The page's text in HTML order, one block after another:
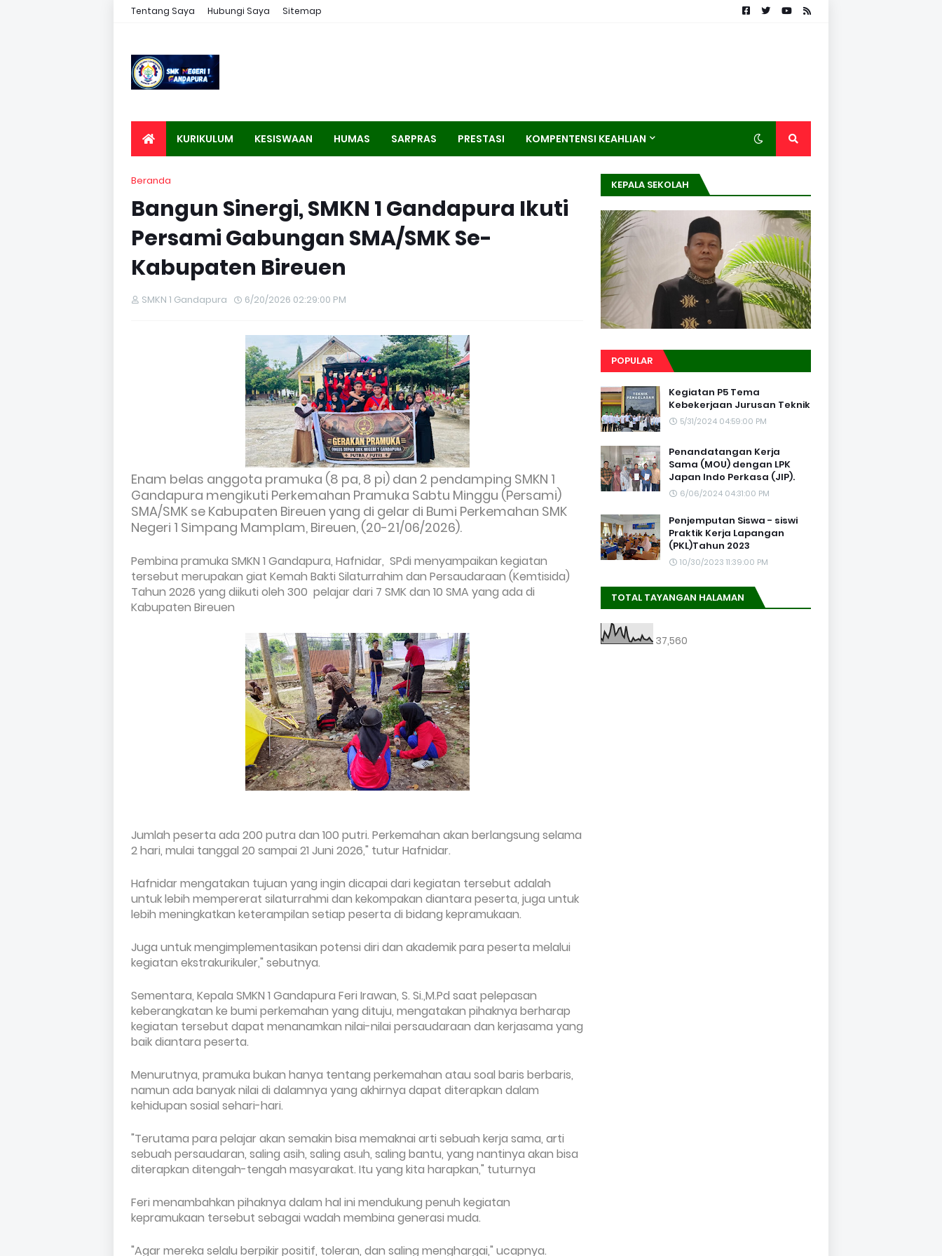
Tentang Saya Hubungi Saya Sitemap
KURIKULUM KESISWAAN HUMAS SARPRAS PRESTASI KOMPENTENSI KEAHLIAN
Beranda
Bangun Sinergi, SMKN 1 Gandapura Ikuti
Persami Gabungan SMA/SMK Se-
Kabupaten Bireuen
SMKN 1 Gandapura 6/20/2026 02:29:00 PM
Enam belas anggota pramuka (8 pa, 8 pi) dan 2 pendamping SMKN 1
Gandapura mengikuti Perkemahan Pramuka Sabtu Minggu (Persami)
SMA/SMK se Kabupaten Bireuen yang di gelar di Bumi Perkemahan SMK
Negeri 1 Simpang Mamplam, Bireuen, (20-21/06/2026).
Pembina pramuka SMKN 1 Gandapura, Hafnidar, SPdi menyampaikan kegiatan
tersebut merupakan giat Kemah Bakti Silaturrahim dan Persaudaraan (Kemtisida)
Tahun 2026 yang diikuti oleh 300 pelajar dari 7 SMK dan 10 SMA yang ada di
Kabupaten Bireuen
Jumlah peserta ada 200 putra dan 100 putri. Perkemahan akan berlangsung selama
2 hari, mulai tanggal 20 sampai 21 Juni 2026," tutur Hafnidar.
Hafnidar mengatakan tujuan yang ingin dicapai dari kegiatan tersebut adalah
untuk lebih mempererat silaturrahmi dan kekompakan diantara peserta, juga untuk
lebih meningkatkan keterampilan setiap peserta di bidang kepramukaan.
Juga untuk mengimplementasikan potensi diri dan akademik para peserta melalui
kegiatan ekstrakurikuler," sebutnya.
Sementara, Kepala SMKN 1 Gandapura Feri Irawan, S. Si.,M.Pd saat pelepasan
keberangkatan ke bumi perkemahan yang dituju, mengatakan pihaknya berharap
kegiatan tersebut dapat menanamkan nilai-nilai persaudaraan dan kerjasama yang
baik diantara peserta.
Menurutnya, pramuka bukan hanya tentang perkemahan atau soal baris berbaris,
namun ada banyak nilai di dalamnya yang akhirnya dapat diterapkan dalam
kehidupan sosial sehari-hari.
"Terutama para pelajar akan semakin bisa memaknai arti sebuah kerja sama, arti
sebuah persaudaran, saling asih, saling asuh, saling bantu, yang nantinya akan bisa
diterapkan ditengah-tengah masyarakat. Itu yang kita harapkan," tuturnya
Feri menambahkan pihaknya dalam hal ini mendukung penuh kegiatan
kepramukaan tersebut sebagai wadah membina generasi muda.
"Agar mereka selalu berpikir positif, toleran, dan saling menghargai," ucapnya.
KEPALA SEKOLAH
POPULAR
Kegiatan P5 Tema
Kebekerjaan Jurusan Teknik
5/31/2024 04:59:00 PM
Penandatangan Kerja
Sama (MOU) dengan LPK
Japan Indo Perkasa (JIP).
6/06/2024 04:31:00 PM
Penjemputan Siswa - siswi
Praktik Kerja Lapangan
(PKL)Tahun 2023
10/30/2023 11:39:00 PM
TOTAL TAYANGAN HALAMAN
37,560